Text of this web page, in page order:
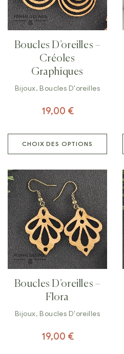
Boucles D’oreilles –
Créoles
Graphiques
Bijoux,Boucles D'oreilles
19,00 €
CHOIX DES OPTIONS
Boucles D’oreilles –
Flora
Bijoux,Boucles D'oreilles
19,00 €